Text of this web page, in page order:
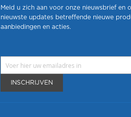
Meld u zich aan voor onze nieuwsbrief en
nieuwste updates betreffende nieuwe
aanbiedingen en acties.
INSCHRIJVEN